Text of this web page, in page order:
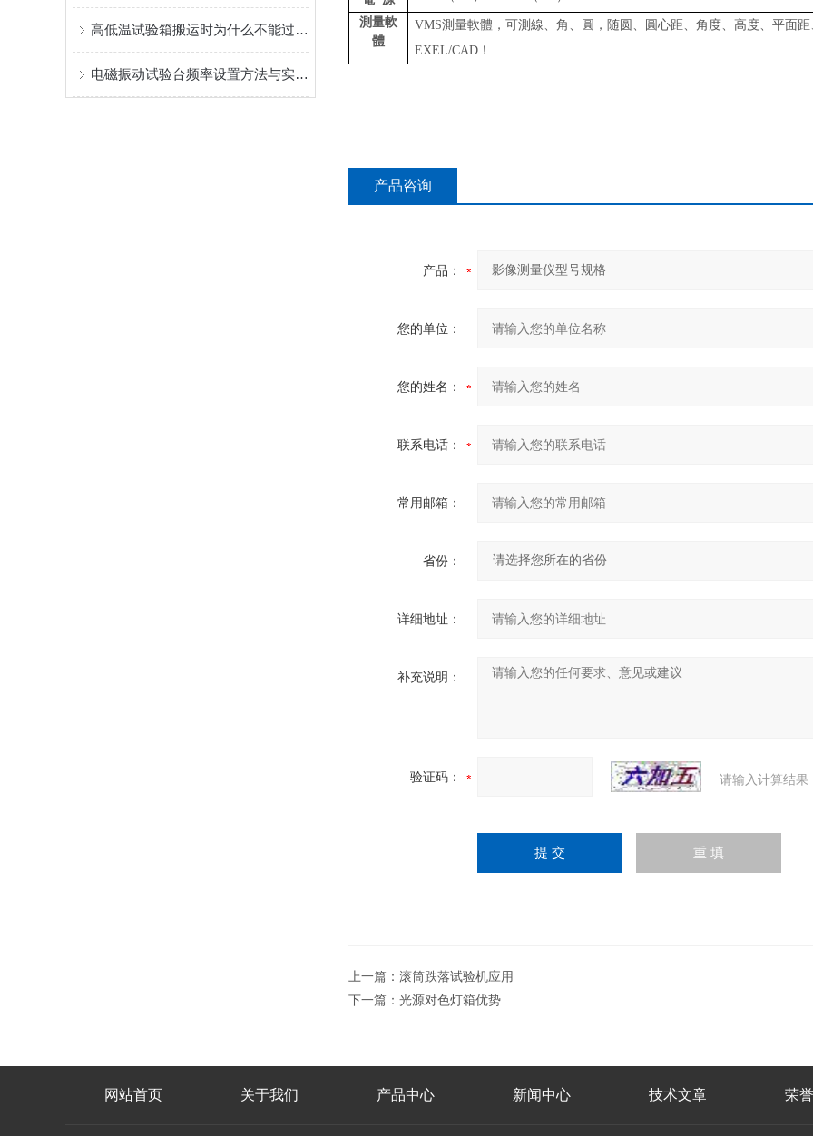
高低温试验箱搬运时为什么不能过度倾斜？
电磁振动试验台频率设置方法与实操讲究
測量軟
體
VMS測量軟體 ，可測線、角、圓 ，随圆 、圓心距、角度、高度、平面
EXEL/CAD ！
产品咨询
产品：
您的单位：
您的姓名：
联系电话：
常用邮箱：
省份：
详细地址：
补充说明：
验证码： 请输入计算结果
上一篇： 滚筒跌落试验机应用
下一篇： 光源对色灯箱优势
网站首页 关于我们 产品中心 新闻中心 技术文章 荣